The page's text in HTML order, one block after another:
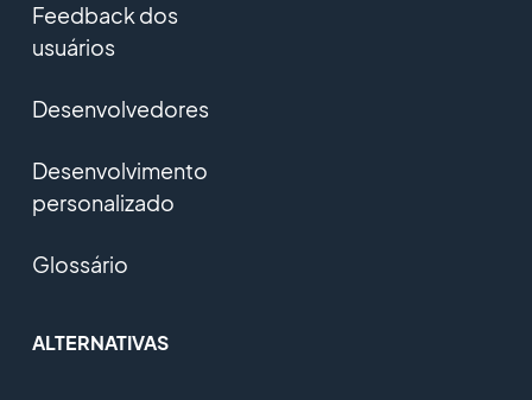
Feedback dos
usuários
Desenvolvedores
Desenvolvimento
personalizado
Glossário
ALTERNATIVAS